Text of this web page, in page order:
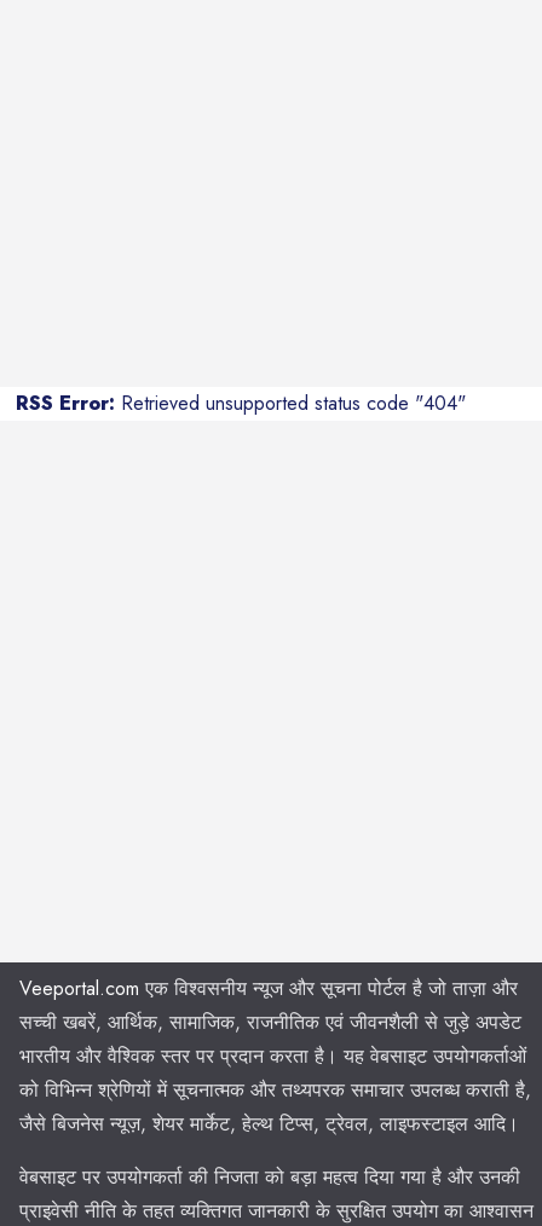
RSS Error: Retrieved unsupported status code "404"
Veeportal.com एक विश्वसनीय न्यूज और सूचना पोर्टल है जो ताज़ा और
सच्ची खबरें, आर्थिक, सामाजिक, राजनीतिक एवं जीवनशैली से जुड़े अपडेट
भारतीय और वैश्विक स्तर पर प्रदान करता है। यह वेबसाइट उपयोगकर्ताओं
को विभिन्न श्रेणियों में सूचनात्मक और तथ्यपरक समाचार उपलब्ध कराती है,
जैसे बिजनेस न्यूज़, शेयर मार्केट, हेल्थ टिप्स, ट्रेवल, लाइफस्टाइल आदि।
वेबसाइट पर उपयोगकर्ता की निजता को बड़ा महत्व दिया गया है और उनकी
प्राइवेसी नीति के तहत व्यक्तिगत जानकारी के सुरक्षित उपयोग का आश्वासन